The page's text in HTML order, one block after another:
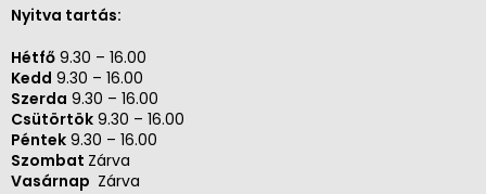
Nyitva tartás:
Hétfő 9.30 – 16.00
Kedd 9.30 – 16.00
Szerda 9.30 – 16.00
Csütörtök 9.30 – 16.00
Péntek 9.30 – 16.00
Szombat Zárva
Vasárnap Zárva